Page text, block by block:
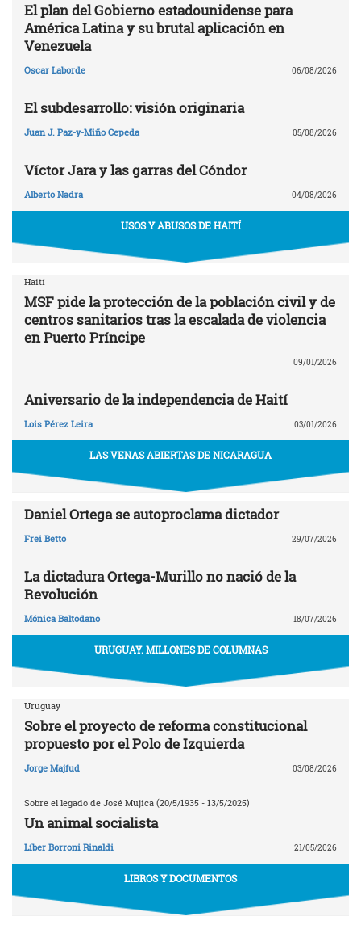
El plan del Gobierno estadounidense para
América Latina y su brutal aplicación en
Venezuela
Oscar Laborde 06/08/2026
El subdesarrollo: visión originaria
Juan J. Paz-y-Miño Cepeda 05/08/2026
Víctor Jara y las garras del Cóndor
Alberto Nadra 04/08/2026
USOS Y ABUSOS DE HAITÍ
Haití
MSF pide la protección de la población civil y de
centros sanitarios tras la escalada de violencia
en Puerto Príncipe
09/01/2026
Aniversario de la independencia de Haití
Lois Pérez Leira 03/01/2026
LAS VENAS ABIERTAS DE NICARAGUA
Daniel Ortega se autoproclama dictador
Frei Betto 29/07/2026
La dictadura Ortega-Murillo no nació de la
Revolución
Mónica Baltodano 18/07/2026
URUGUAY. MILLONES DE COLUMNAS
Uruguay
Sobre el proyecto de reforma constitucional
propuesto por el Polo de Izquierda
Jorge Majfud 03/08/2026
Sobre el legado de José Mujica (20/5/1935 - 13/5/2025)
Un animal socialista
Líber Borroni Rinaldi 21/05/2026
LIBROS Y DOCUMENTOS